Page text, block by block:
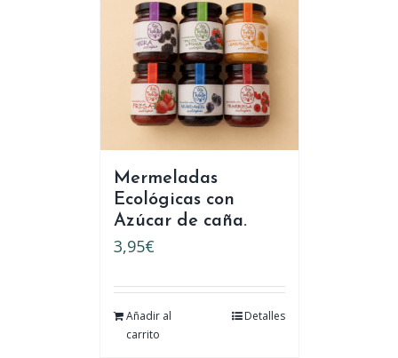
Mermeladas
Ecológicas con
Azúcar de caña.
3,95€
Añadir al
carrito
Detalles